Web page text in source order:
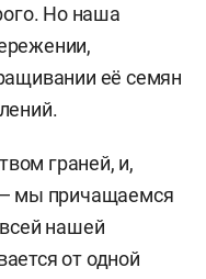
Но наша
её семян
граней, и,
— мы причащаемся
нашей
от одной